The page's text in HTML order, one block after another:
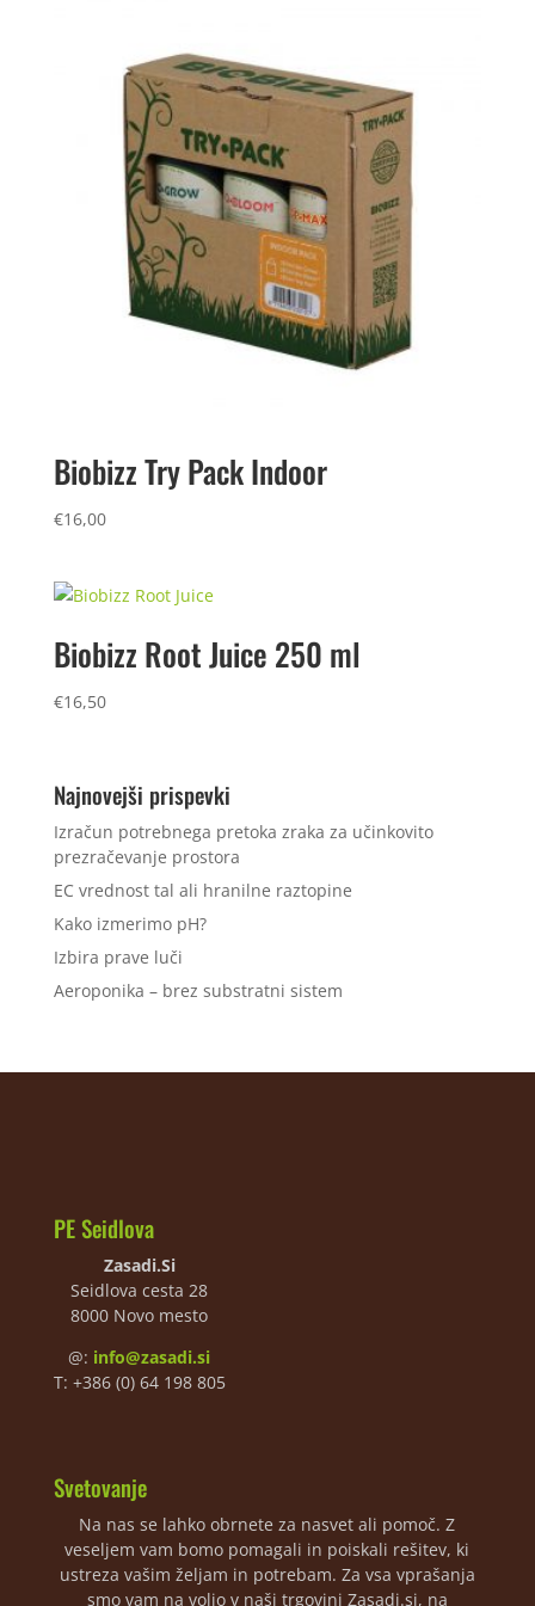
Biobizz Try Pack Indoor
€16,00
Biobizz Root Juice 250 ml
€16,50
Najnovejši prispevki
Izračun potrebnega pretoka zraka za učinkovito
prezračevanje prostora
EC vrednost tal ali hranilne raztopine
Kako izmerimo pH?
Izbira prave luči
Aeroponika – brez substratni sistem
PE Seidlova
Zasadi.Si
Seidlova cesta 28
8000 Novo mesto
@: info@zasadi.si
T: +386 (0) 64 198 805
Svetovanje
Na nas se lahko obrnete za nasvet ali pomoč. Z
veseljem vam bomo pomagali in poiskali rešitev, ki
ustreza vašim željam in potrebam. Za vsa vprašanja
smo vam na voljo v naši trgovini Zasadi.si, na